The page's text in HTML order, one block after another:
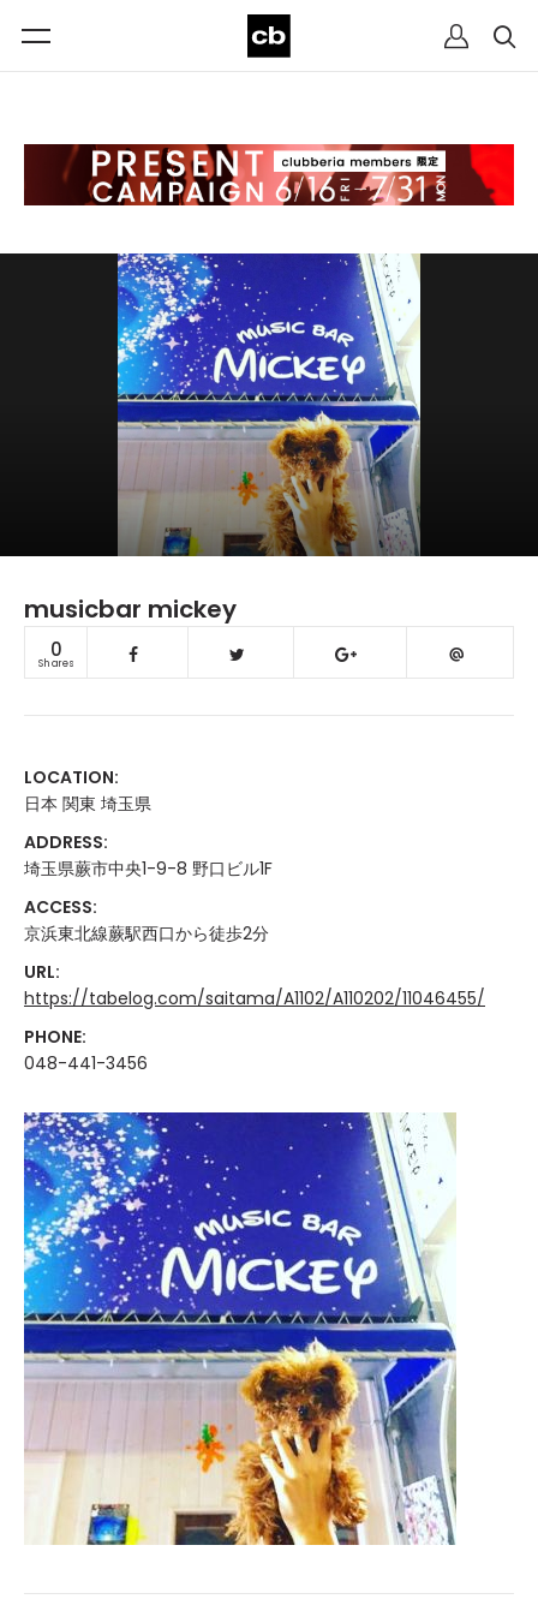
musicbar mickey
0
Shares
LOCATION:
日本 関東 埼玉県
ADDRESS:
埼玉県蕨市中央1-9-8 野口ビル1F
ACCESS:
京浜東北線蕨駅西口から徒歩2分
URL:
https://tabelog.com/saitama/A1102/A110202/11046455/
PHONE:
048-441-3456